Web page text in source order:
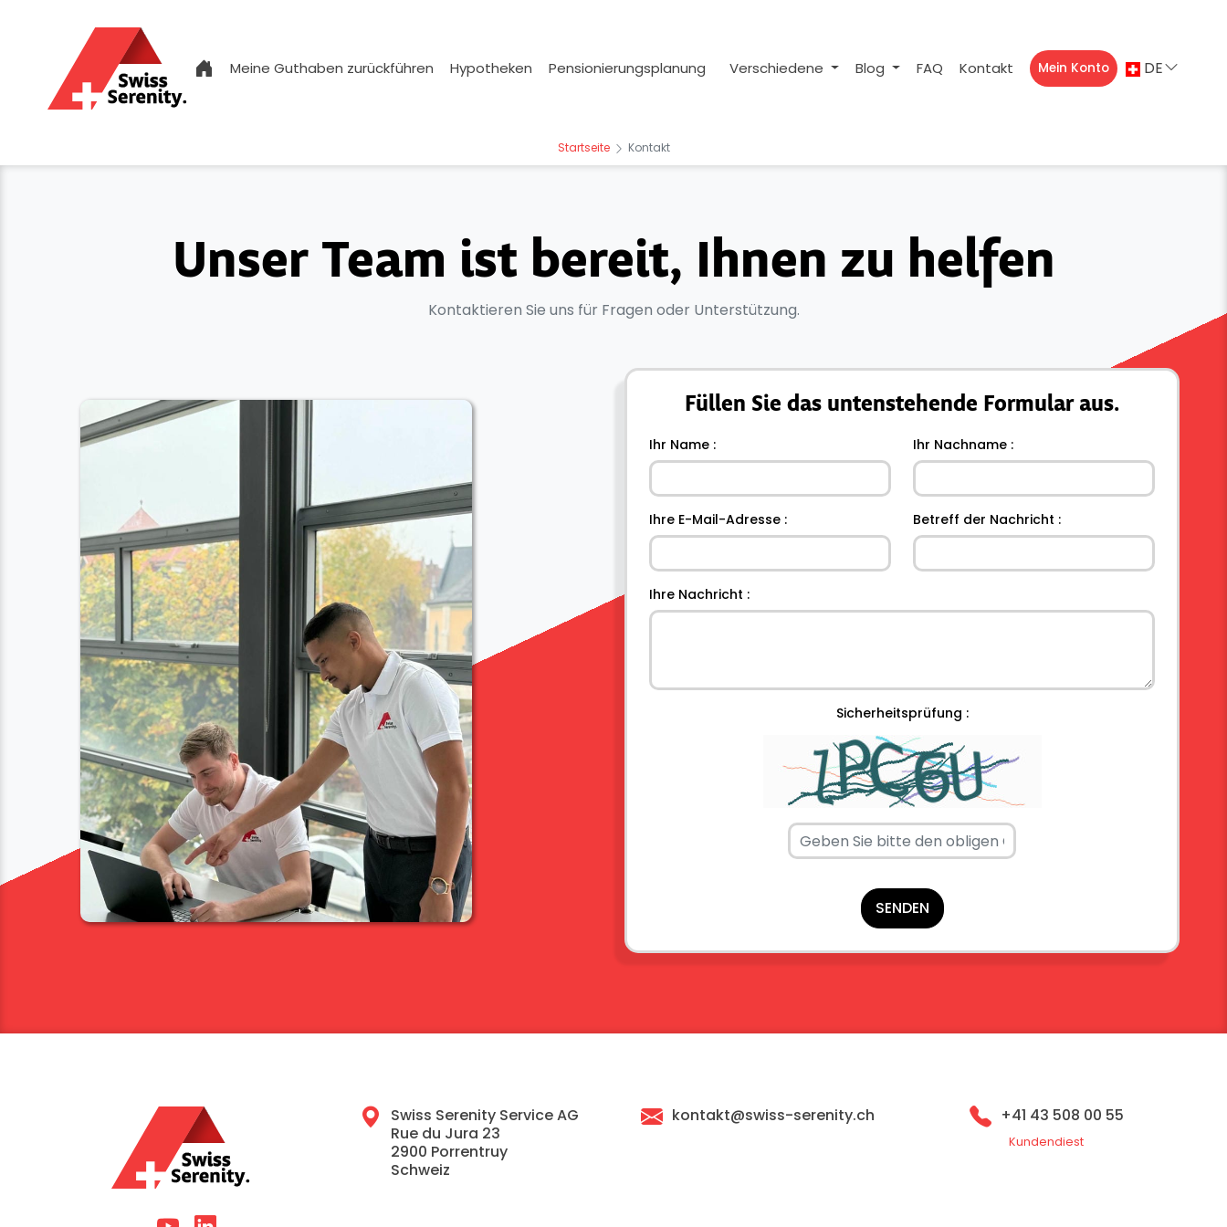
Meine Guthaben zurückführen Hypotheken Pensionierungsplanung Verschiedene Blog FAQ Kontakt Mein Konto DE
Startseite Kontakt
Unser Team ist bereit, Ihnen zu helfen
Kontaktieren Sie uns für Fragen oder Unterstützung.
Füllen Sie das untenstehende Formular aus.
Ihr Name : Ihr Nachname :
Ihre E-Mail-Adresse : Betreff der Nachricht :
Ihre Nachricht :
Sicherheitsprüfung :
SENDEN
Swiss Serenity Service AG
Rue du Jura 23
2900 Porrentruy
Schweiz
kontakt@swiss-serenity.ch +41 43 508 00 55
Kundendiest